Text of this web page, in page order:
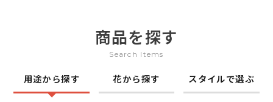
商品を探す
Search Items
用途から探す 花から探す スタイルで選ぶ